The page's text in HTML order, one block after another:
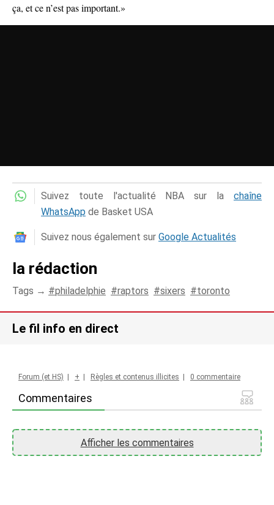
ça, et ce n’est pas important.»
Suivez toute l'actualité NBA sur la chaîne
WhatsApp de Basket USA
Suivez nous également sur Google Actualités
la rédaction
Tags → philadelphie raptors sixers toronto
Le fil info en direct
Commentaires
Forum (et HS) | + | Règles et contenus illicites | 0 commentaire
Afficher les commentaires